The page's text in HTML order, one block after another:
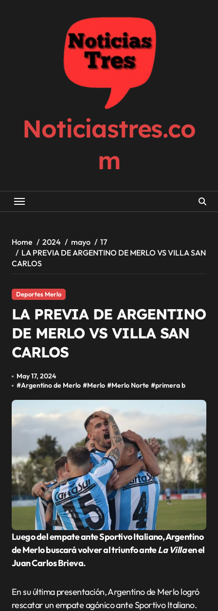
Noticiastres.co
m
Home 2024 mayo
17
LA PREVIA DE ARGENTINO DE MERLO VS VILLA SAN
CARLOS
Deportes Merlo
LA PREVIA DE ARGENTINO
DE MERLO VS VILLA SAN
CARLOS
May 17, 2024
#Argentino de Merlo #Merlo #Merlo Norte #primera b
Luego del empate ante Sportivo Italiano, Argentino
de Merlo buscará volver al triunfo anteLa Villaen el
Juan Carlos Brieva.
En su última presentación, Argentino de Merlo logró
rescatar un empate agónico ante Sportivo Italiano.